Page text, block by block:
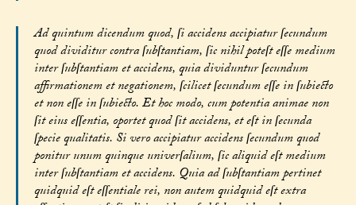
Ad quintum dicendum quod, ſi accidens accipiatur ſecundum
quod dividitur contra ſubſtantiam, ſic nihil poteſt eſſe medium
inter ſubſtantiam et accidens, quia dividuntur ſecundum
affirmationem et negationem, ſcilicet ſecundum eſſe in ſubiecto
et non eſſe in ſubiecto. Et hoc modo, cum potentia animae non
ſit eius eſſentia, oportet quod ſit accidens, et eſt in ſecunda
ſpecie qualitatis. Si vero accipiatur accidens ſecundum quod
ponitur unum quinque univerſalium, ſic aliquid eſt medium
inter ſubſtantiam et accidens. Quia ad ſubſtantiam pertinet
quidquid eſt eſſentiale rei, non autem quidquid eſt extra